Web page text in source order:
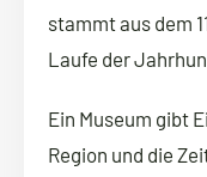
stammt aus dem
Laufe der
Ein Museum gibt
Region und die